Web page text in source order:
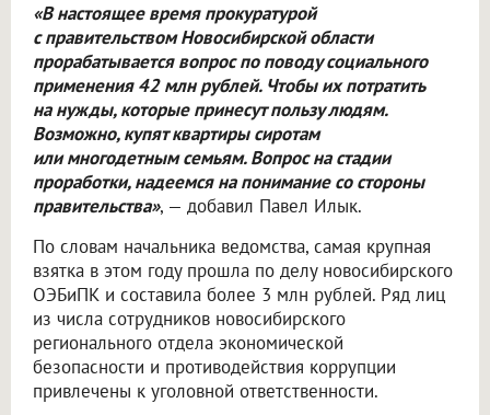
«В настоящее время прокуратурой
с правительством Новосибирской области
прорабатывается вопрос по поводу социального
применения 42 млн рублей. Чтобы их потратить
на нужды, которые принесут пользу людям.
Возможно, купят квартиры сиротам
или многодетным семьям. Вопрос на стадии
проработки, надеемся на понимание со стороны
правительства», — добавил Павел Илык.
По словам начальника ведомства, самая крупная
взятка в этом году прошла по делу новосибирского
ОЭБиПК и составила более 3 млн рублей. Ряд лиц
из числа сотрудников новосибирского
регионального отдела экономической
безопасности и противодействия коррупции
привлечены к уголовной ответственности.